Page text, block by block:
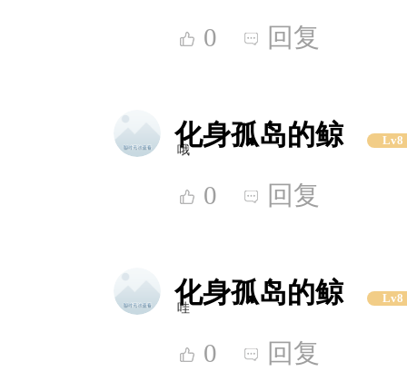
0 回复
化身孤岛的鲸 Lv8
哦
0 回复
化身孤岛的鲸 Lv8
哇
0 回复